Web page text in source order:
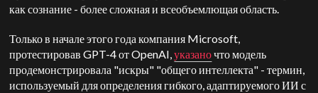
как сознание - более сложная и всеобъемлющая область.
Только в начале этого года компания Microsoft,
протестировав GPT-4 от OpenAI,указаночто модель
продемонстрировала "искры" "общего интеллекта" - термин,
используемый для определения гибкого, адаптируемого ИИ с